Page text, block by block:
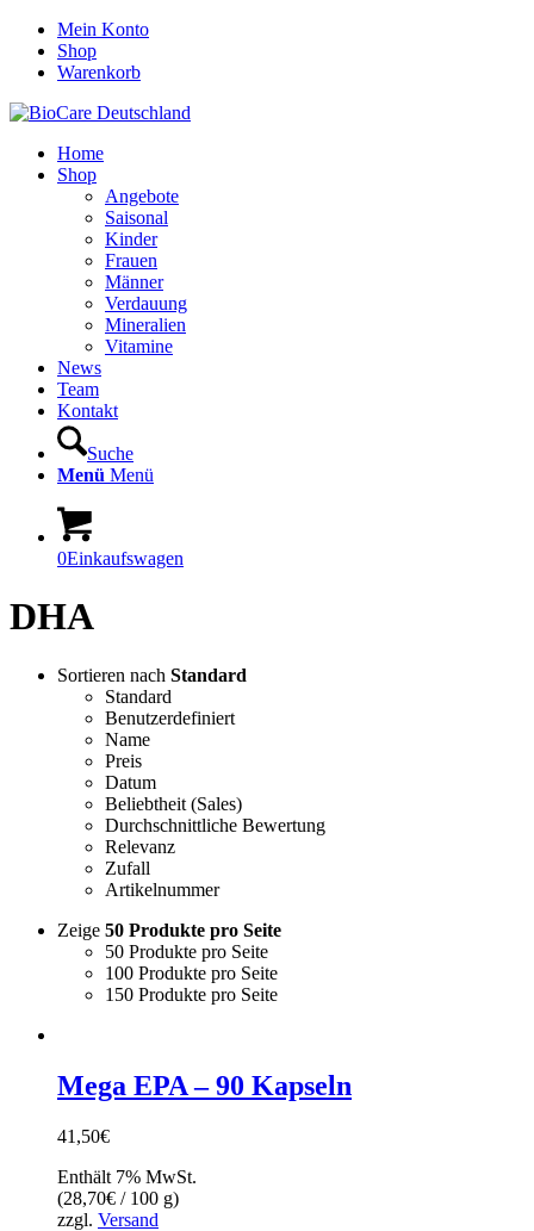
Mein Konto
Shop
Warenkorb
Home
Shop
Angebote
Saisonal
Kinder
Frauen
Männer
Verdauung
Mineralien
Vitamine
News
Team
Kontakt
Suche
Menü Menü
0Einkaufswagen
DHA
Sortieren nach Standard
Standard
Benutzerdefiniert
Name
Preis
Datum
Beliebtheit (Sales)
Durchschnittliche Bewertung
Relevanz
Zufall
Artikelnummer
Zeige 50 Produkte pro Seite
50 Produkte pro Seite
100 Produkte pro Seite
150 Produkte pro Seite
Mega EPA – 90 Kapseln
41,50€
Enthält 7% MwSt.
(28,70€ / 100 g)
zzgl. Versand